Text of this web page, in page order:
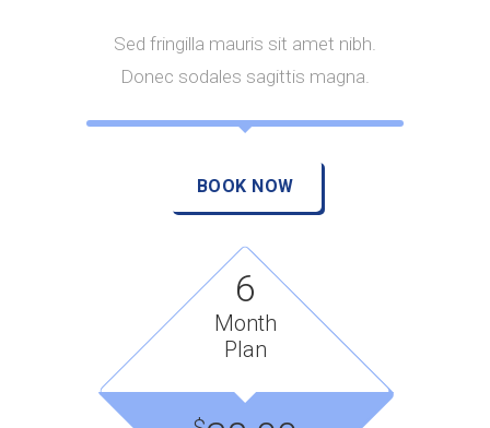
Sed fringilla mauris sit amet nibh.
Donec sodales sagittis magna.
BOOK NOW
6
Month
Plan